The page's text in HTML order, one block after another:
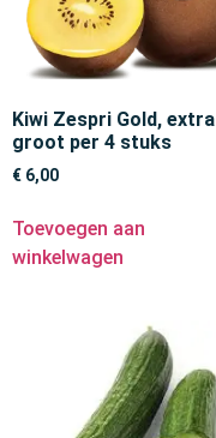
Kiwi Zespri Gold, extra
groot per 4 stuks
€ 6,00
Toevoegen aan
winkelwagen